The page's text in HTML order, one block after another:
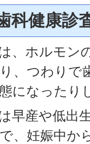
科健康診
、ホルモン
、つわりで
になったり
早産や低出
、妊娠中か